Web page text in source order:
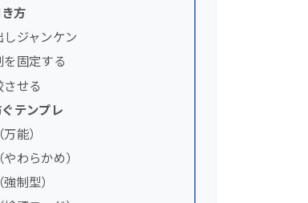
方
ジャンケン
固定する
せる
テンプレ
能）
わらかめ）
制型）